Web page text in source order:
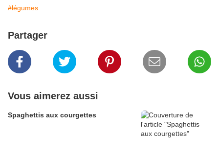
#légumes
Partager
Vous aimerez aussi
Spaghettis aux courgettes